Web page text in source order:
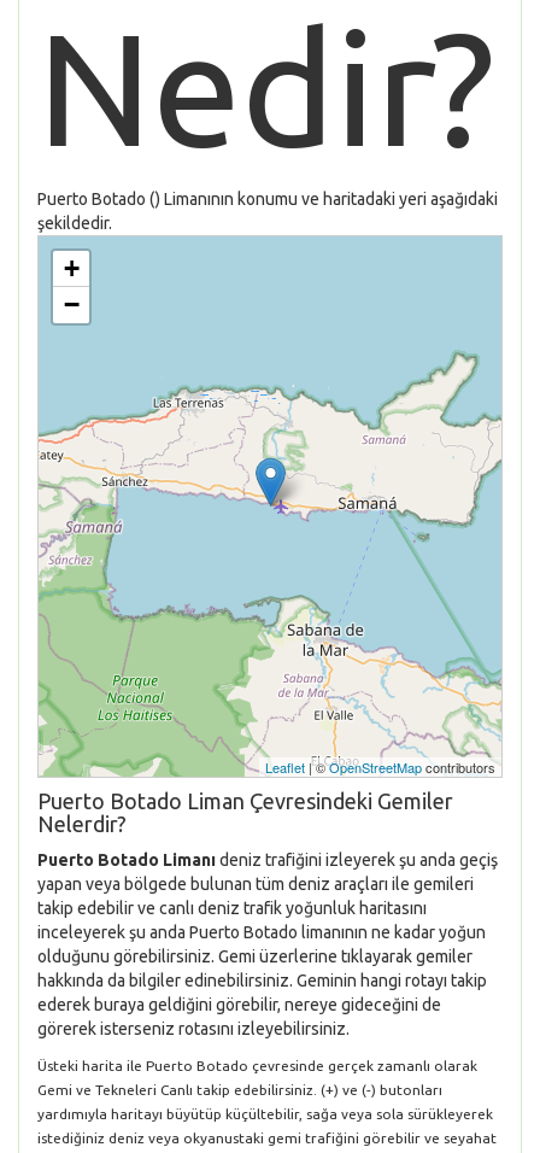
Nedir?
Puerto Botado () Limanının konumu ve haritadaki yeri aşağıdaki
şekildedir.
+
−
Leaflet | ©OpenStreetMapcontributors
Puerto Botado Liman Çevresindeki Gemiler
Nelerdir?
Puerto Botado Limanıdeniz trafiğini izleyerek şu anda geçiş
yapan veya bölgede bulunan tüm deniz araçları ile gemileri
takip edebilir ve canlı deniz trafik yoğunluk haritasını
inceleyerek şu anda Puerto Botado limanının ne kadar yoğun
olduğunu görebilirsiniz. Gemi üzerlerine tıklayarak gemiler
hakkında da bilgiler edinebilirsiniz. Geminin hangi rotayı takip
ederek buraya geldiğini görebilir, nereye gideceğini de
görerek isterseniz rotasını izleyebilirsiniz.
Üsteki harita ile Puerto Botado çevresinde gerçek zamanlı olarak
Gemi ve Tekneleri Canlı takip edebilirsiniz. (+) ve (-) butonları
yardımıyla haritayı büyütüp küçültebilir, sağa veya sola sürükleyerek
istediğiniz deniz veya okyanustaki gemi trafiğini görebilir ve seyahat